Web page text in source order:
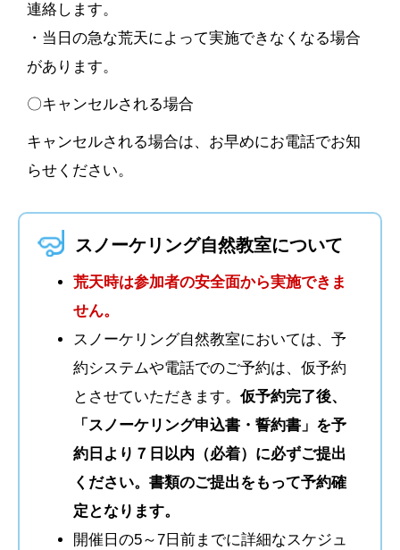
連絡します。
・当日の急な荒天によって実施できなくなる場合
があります。
〇キャンセルされる場合
キャンセルされる場合は、お早めにお電話でお知
らせください。
スノーケリング自然教室について
荒天時は参加者の安全面から実施できま
せん。
スノーケリング自然教室においては、予
約システムや電話でのご予約は、仮予約
とさせていただきます。仮予約完了後、
「スノーケリング申込書・誓約書」を予
約日より７日以内（必着）に必ずご提出
ください。書類のご提出をもって予約確
定となります。
開催日の5～7日前までに詳細なスケジュ